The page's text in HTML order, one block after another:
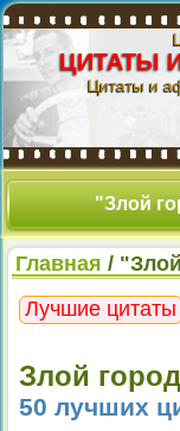
ЦИТАТЫ
Цитаты и
"Злой
Главная /
Лучшие цитаты
Злой
50 лучших